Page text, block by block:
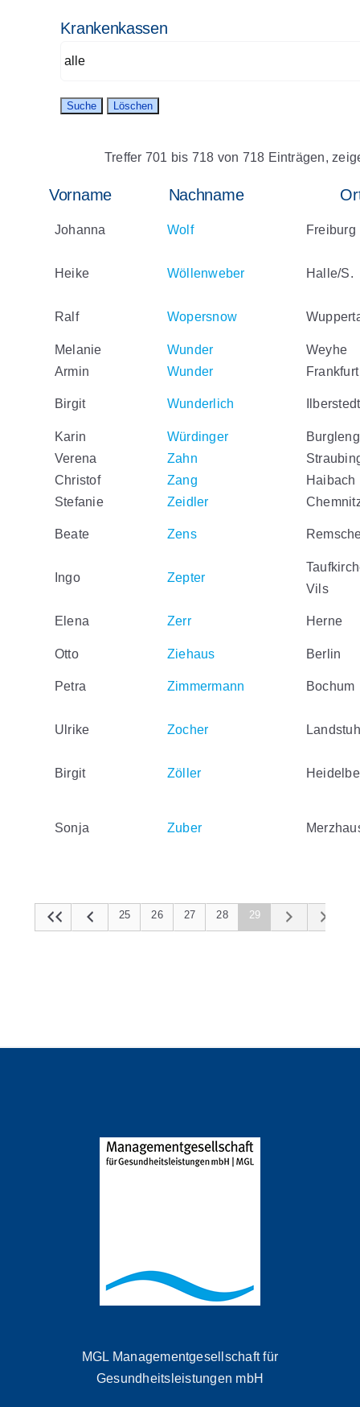
Krankenkassen
Treffer 701 bis 718 von 718 Einträgen,
Vorname Nachname
Johanna Wolf Freiburg
Heike Wöllenweber Halle/S.
Ralf Wopersnow
Melanie Wunder
Weyhe
Armin
Wunder Frankfurt
Birgit Wunderlich Ilberstedt
Karin Würdinger
Verena
Zahn
Christof
Zang
Haibach
Stefanie
Zeidler
Beate Zens
Ingo Zepter
Vils
Elena Zerr Herne
Otto Ziehaus Berlin
Petra Zimmermann Bochum
Ulrike Zocher
Birgit Zöller
Sonja Zuber
25 26 27 28 29
MGL Managementgesellschaft für
Gesundheitsleistungen mbH